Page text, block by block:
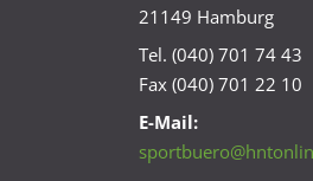
21149 Hamburg
Tel. (040) 701 74 43
Fax (040) 701 22 10
E-Mail: